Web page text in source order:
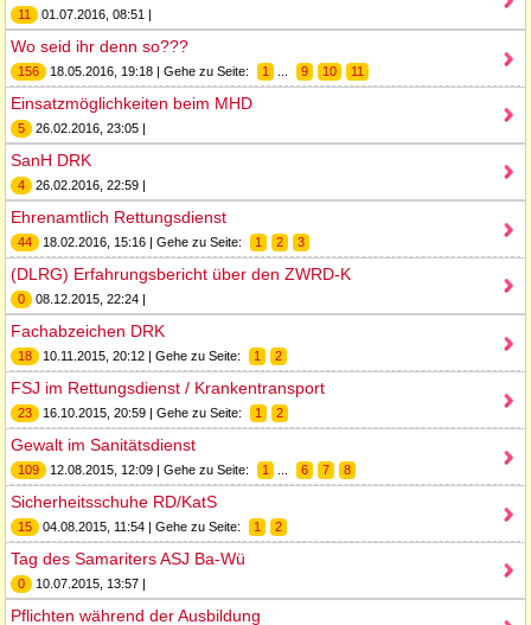
11 01.07.2016, 08:51 |
Wo seid ihr denn so???
156 18.05.2016, 19:18 | Gehe zu Seite: 1 9 10 11
Einsatzmöglichkeiten beim MHD
5 26.02.2016, 23:05 |
SanH DRK
4 26.02.2016, 22:59 |
Ehrenamtlich Rettungsdienst
44 18.02.2016, 15:16 | Gehe zu Seite: 1 2 3
(DLRG) Erfahrungsbericht über den ZWRD-K
0 08.12.2015, 22:24 |
Fachabzeichen DRK
18 10.11.2015, 20:12 | Gehe zu Seite: 1 2
FSJ im Rettungsdienst / Krankentransport
23 16.10.2015, 20:59 | Gehe zu Seite: 1 2
Gewalt im Sanitätsdienst
109 12.08.2015, 12:09 | Gehe zu Seite: 1 6 7 8
Sicherheitsschuhe RD/KatS
15 04.08.2015, 11:54 | Gehe zu Seite: 1 2
Tag des Samariters ASJ Ba-Wü
0 10.07.2015, 13:57 |
Pflichten während der Ausbildung